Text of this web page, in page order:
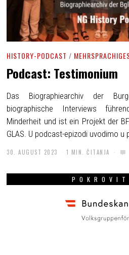
HISTORY-PODCAST /
Podcast: Testimonium
Das Biographiearchiv der
biographische Interviews
Minderheit und ist ein Projekt der
GLAS. U podcast-epizodi uvodimo u
30. AUGUST 2023 1 MIN. ČITANJA